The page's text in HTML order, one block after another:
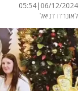
06/12/2024
|
05:54
לאונרדו דניאל